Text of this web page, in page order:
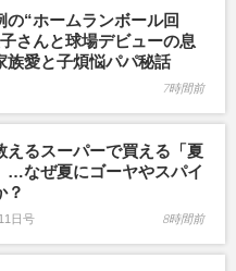
の“ホームランボール回
さんと球場デビューの息
族愛と子煩悩パパ秘話
7時間前
えるスーパーで買える「夏
…なぜ夏にゴーヤやスパイ
？
日号 8時間前